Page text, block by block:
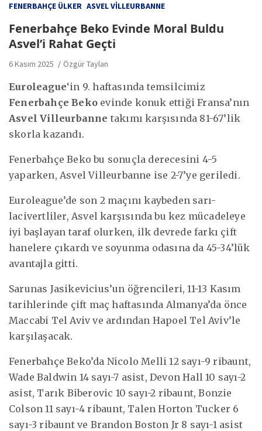
FENERBAHÇE ÜLKER ASVEL VILLEURBANNE
Fenerbahçe Beko Evinde Moral Buldu
Asvel’i Rahat Geçti
6 Kasım 2025 Özgür Taylan
Euroleague‘in 9. haftasında temsilcimiz
Fenerbahçe Beko evinde konuk ettiği Fransa’nın
Asvel Villeurbanne takımı karşısında 81-67’lik
skorla kazandı.
Fenerbahçe Beko bu sonuçla derecesini 4-5
yaparken, Asvel Villeurbanne ise 2-7’ye geriledi.
Euroleague’de son 2 maçını kaybeden sarı-
lacivertliler, Asvel karşısında bu kez mücadeleye
iyi başlayan taraf olurken, ilk devrede farkı çift
hanelere çıkardı ve soyunma odasına da 45-34’lük
avantajla gitti.
Sarunas Jasikevicius’un öğrencileri, 11-13 Kasım
tarihlerinde çift maç haftasında Almanya’da önce
Maccabi Tel Aviv ve ardından Hapoel Tel Aviv’le
karşılaşacak.
Fenerbahçe Beko’da Nicolo Melli 12 sayı-9 ribaunt,
Wade Baldwin 14 sayı-7 asist, Devon Hall 10 sayı-2
asist, Tarık Biberovic 10 sayı-2 ribaunt, Bonzie
Colson 11 sayı-4 ribaunt, Talen Horton Tucker 6
sayı-3 ribaunt ve Brandon Boston Jr 8 sayı-1 asist